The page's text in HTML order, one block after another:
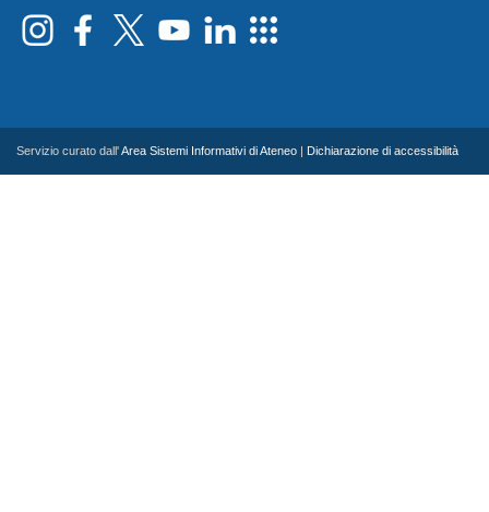
Servizio curato dall'Area Sistemi Informativi di Ateneo Dichiarazione di accessibilità